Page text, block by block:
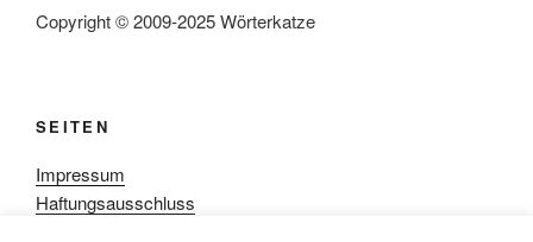
Copyright © 2009-2025 Wörterkatze
SEITEN
Impressum
Haftungsausschluss